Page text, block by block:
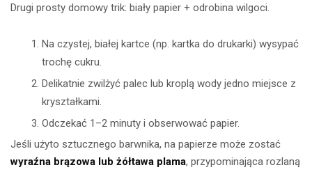
Drugi prosty domowy trik: biały papier + odrobina wilgoci.
Na czystej, białej kartce (np. kartka do drukarki) wysypać
trochę cukru.
Delikatnie zwilżyć palec lub kroplą wody jedno miejsce z
kryształkami.
Odczekać 1–2 minuty i obserwować papier.
Jeśli użyto sztucznego barwnika, na papierze może zostać
wyraźna brązowa lub żółtawa plama, przypominająca rozlaną